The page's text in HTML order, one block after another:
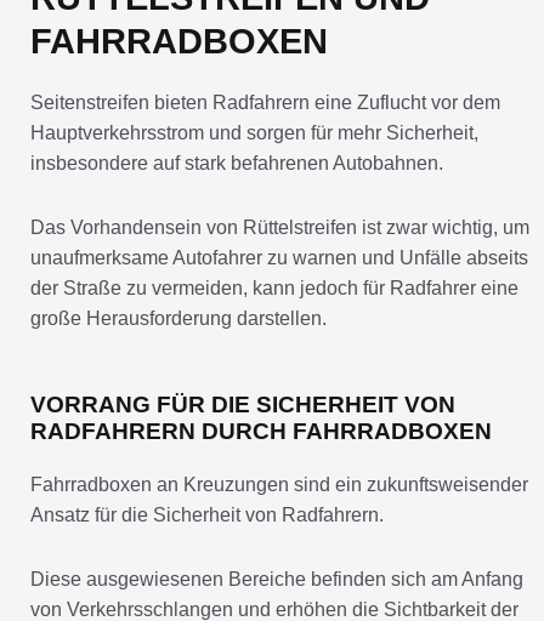
FAHRRADBOXEN
Seitenstreifen bieten Radfahrern eine Zuflucht vor dem
Hauptverkehrsstrom und sorgen für mehr Sicherheit,
insbesondere auf stark befahrenen Autobahnen.
Das Vorhandensein von Rüttelstreifen ist zwar wichtig, um
unaufmerksame Autofahrer zu warnen und Unfälle abseits
der Straße zu vermeiden, kann jedoch für Radfahrer eine
große Herausforderung darstellen.
VORRANG FÜR DIE SICHERHEIT VON
RADFAHRERN DURCH FAHRRADBOXEN
Fahrradboxen an Kreuzungen sind ein zukunftsweisender
Ansatz für die Sicherheit von Radfahrern.
Diese ausgewiesenen Bereiche befinden sich am Anfang
von Verkehrsschlangen und erhöhen die Sichtbarkeit der